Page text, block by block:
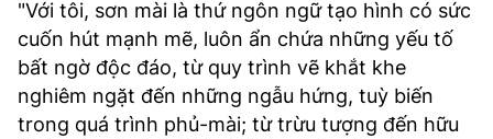
"Với tôi, sơn mài là thứ ngôn ngữ tạo hình có sức
cuốn hút mạnh mẽ, luôn ẩn chứa những yếu tố
bất ngờ độc đáo, từ quy trình vẽ khắt khe
nghiêm ngặt đến những ngẫu hứng, tuỳ biến
trong quá trình phủ-mài; từ trừu tượng đến hữu